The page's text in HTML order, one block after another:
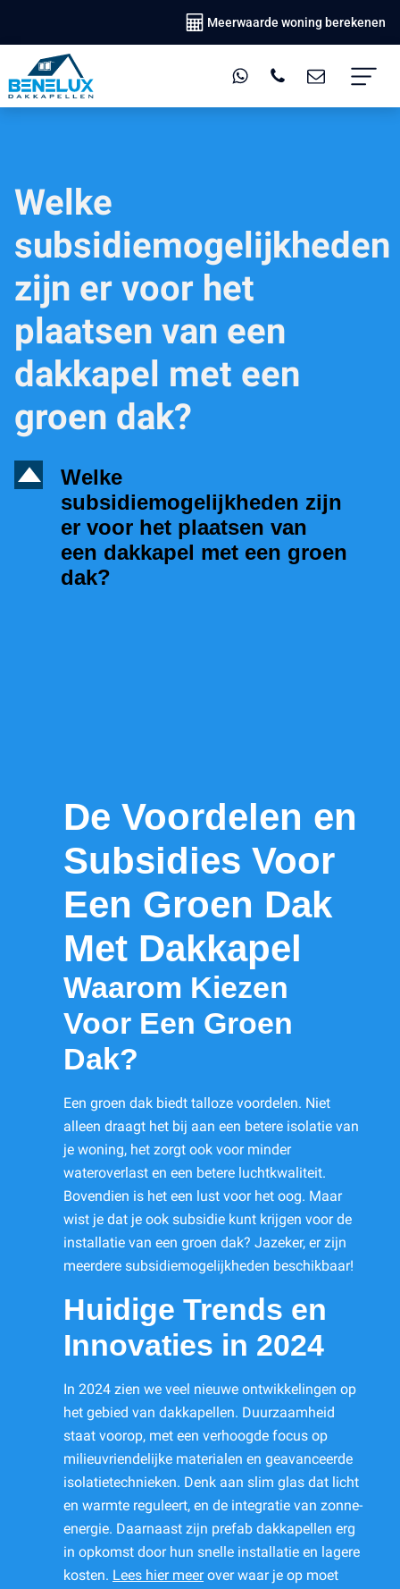
Meerwaarde woning berekenen
Welke
subsidiemogelijkheden
zijn er voor het
plaatsen van een
dakkapel met een
groen dak?
D
Welke
subsidiemogelijkheden zijn
er voor het plaatsen van
een dakkapel met een groen
dak?
De Voordelen en
Subsidies Voor
Een Groen Dak
Met Dakkapel
Waarom Kiezen
Voor Een Groen
Dak?
Een groen dak biedt talloze voordelen. Niet
alleen draagt het bij aan een betere isolatie van
je woning, het zorgt ook voor minder
wateroverlast en een betere luchtkwaliteit.
Bovendien is het een lust voor het oog. Maar
wist je dat je ook subsidie kunt krijgen voor de
installatie van een groen dak? Jazeker, er zijn
meerdere subsidiemogelijkheden beschikbaar!
Huidige Trends en
Innovaties in 2024
In 2024 zien we veel nieuwe ontwikkelingen op
het gebied van dakkapellen. Duurzaamheid
staat voorop, met een verhoogde focus op
milieuvriendelijke materialen en geavanceerde
isolatietechnieken. Denk aan slim glas dat licht
en warmte reguleert, en de integratie van zonne-
energie. Daarnaast zijn prefab dakkapellen erg
in opkomst door hun snelle installatie en lagere
kosten. Lees hier meerover waar je op moet